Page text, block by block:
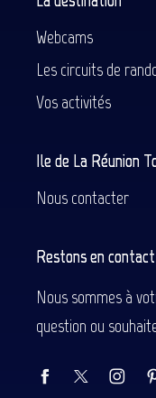
Webcams
Les circuits de
Vos activités
Ile de La Réunion
Nous contacter
Restons en contact
Nous sommes à
question ou